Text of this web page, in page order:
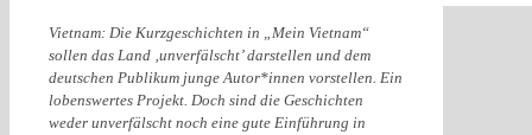
Vietnam: Die Kurzgeschichten in „Mein Vietnam“
sollen das Land ‚unverfälscht’ darstellen und dem
deutschen Publikum junge Autor*innen vorstellen. Ein
lobenswertes Projekt. Doch sind die Geschichten
weder unverfälscht noch eine gute Einführung in